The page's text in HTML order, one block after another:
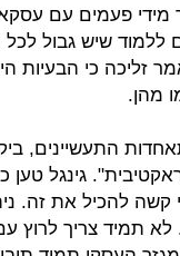
מידי פעמים עם
שיש גבול לכל
כי הבעיות
מהן.
התעשיינים,
גינגל
להכיל את זה.
לא תמיד צריך לרוץ